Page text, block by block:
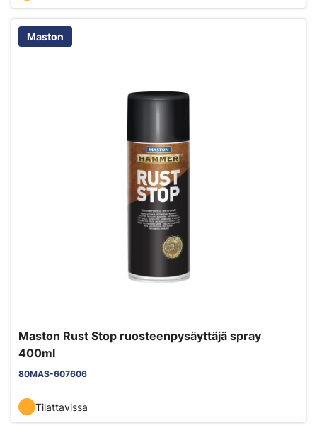
Maston
Maston Rust Stop ruosteenpysäyttäjä spray
400ml
80MAS-607606
Tilattavissa